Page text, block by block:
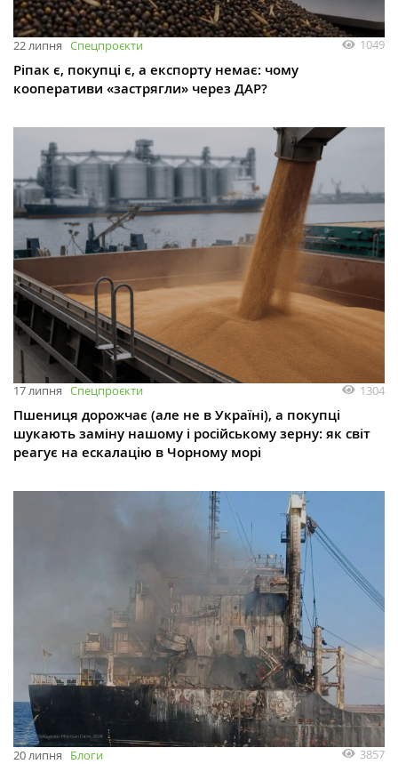
22 липня Спецпроєкти 1049
Ріпак є, покупці є, а експорту немає: чому
кооперативи «застрягли» через ДАР?
17 липня Спецпроєкти 1304
Пшениця дорожчає (але не в Україні), а покупці
шукають заміну нашому і російському зерну: як світ
реагує на ескалацію в Чорному морі
20 липня Блоги 3857